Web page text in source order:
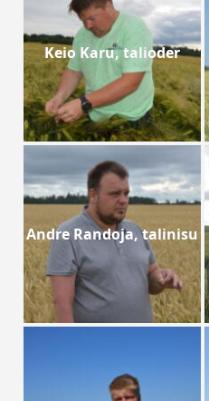
Keio Karu, talioder
Andre Randoja, talinisu